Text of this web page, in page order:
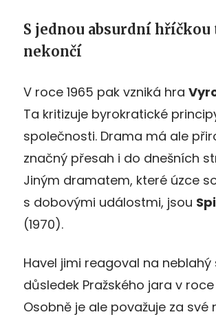
S jednou absurdní hříčkou
nekončí
V roce 1965 pak vzniká hra
Ta kritizuje byrokratické
společnosti. Drama má ale
značný přesah i do dnešních
Jiným dramatem, které úzce
s dobovými událostmi, jsou
(1970).
Havel jimi reagoval na
důsledek Pražského jara v roce
Osobně je ale považuje za své